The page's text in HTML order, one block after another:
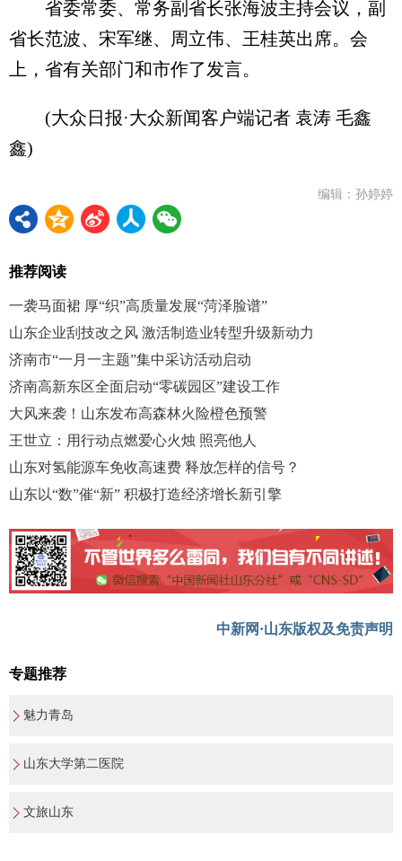
省委常委、常务副省长张海波主持会议，副
省长范波、宋军继、周立伟、王桂英出席。会
上，省有关部门和市作了发言。
(大众日报·大众新闻客户端记者 袁涛 毛鑫
鑫)
编辑：孙婷婷
推荐阅读
一袭马面裙 厚“织”高质量发展“菏泽脸谱”
山东企业刮技改之风 激活制造业转型升级新动力
济南市“一月一主题”集中采访活动启动
济南高新东区全面启动“零碳园区”建设工作
大风来袭！山东发布高森林火险橙色预警
王世立：用行动点燃爱心火烛 照亮他人
山东对氢能源车免收高速费 释放怎样的信号？
山东以“数”催“新” 积极打造经济增长新引擎
中新网·山东版权及免责声明
专题推荐
魅力青岛
山东大学第二医院
文旅山东